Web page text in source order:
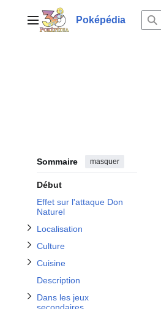
contenuMenu principalPoképédia
Sommaire masquer
Début
Effet sur l'attaque Don
Naturel
Localisation
Afficher / masquer la sous-section Localisation
Culture
Afficher / masquer la sous-section Culture
Cuisine
Afficher / masquer la sous-section Cuisine
Description
Dans les jeux
Afficher / masquer la sous-section Dans les jeux secondaires